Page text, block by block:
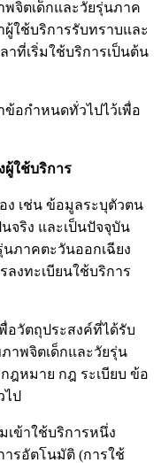
จิตเด็กและวัยรุ่นภาค
ใช้บริการรับทราบและ
าที่เริ่มใช้บริการเป็นต้น
ข้อกำหนดทั่วไปไว้เพื่อ
ใช้บริการ
ง เช่น ข้อมูลระบุตัวตน
จริง และเป็นปัจจุบัน
ภาคตะวันออกเฉียง
ลงทะเบียนใช้บริการ
อวัตถุประสงค์ที่ได้รับ
พจิตเด็กและวัยรุ่น
ฎหมาย กฎ ระเบียบ ข้อ
ป
เข้าใช้บริการหนึ่ง
ารอัตโนมัติ (การใช้